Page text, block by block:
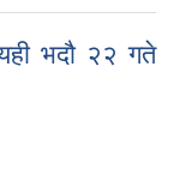
भदौ २२ गते